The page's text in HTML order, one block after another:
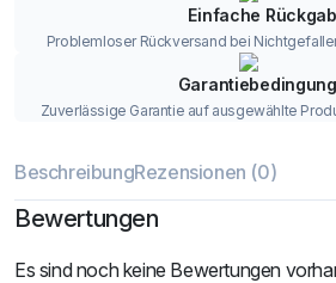
Einfache
Problemloser Rückversand bei
Zuverlässige Garantie auf ausgewählte
BeschreibungRezensionen (0)
Bewertungen
Es sind noch keine Bewertungen